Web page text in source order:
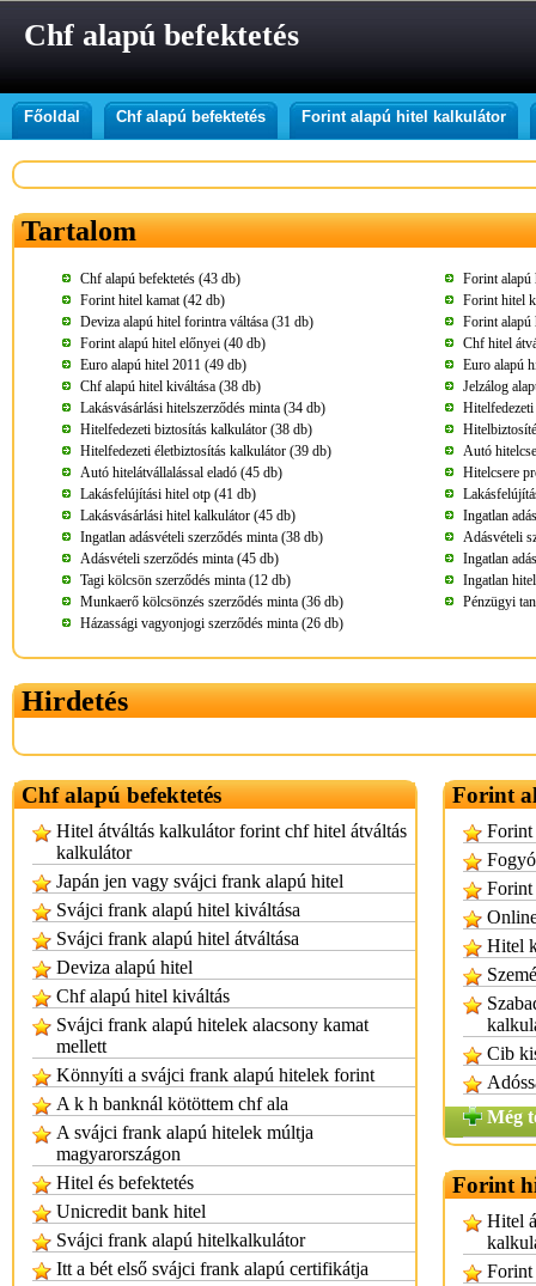
Chf alapú befektetés
Főoldal Chf alapú befektetés Forint alapú hitel kalkulátor
Tartalom
Chf alapú befektetés (43 db)
Forint alapú
Forint hitel kamat (42 db)
Forint hitel
Deviza alapú hitel forintra váltása (31 db)
Forint alapú
Forint alapú hitel előnyei (40 db)
Chf hitel
Euro alapú hitel 2011 (49 db)
Euro alapú
Chf alapú hitel kiváltása (38 db)
Jelzálog
Lakásvásárlási hitelszerződés minta (34 db)
Hitelfedezeti biztosítás kalkulátor (38 db)
Hitelfedezeti életbiztosítás kalkulátor (39 db)
Autó
Autó hitelátvállalással eladó (45 db)
Hitelcsere
Lakásfelújítási hitel otp (41 db)
Lakásvásárlási hitel kalkulátor (45 db)
Ingatlan
Ingatlan adásvételi szerződés minta (38 db)
Adásvételi
Adásvételi szerződés minta (45 db)
Ingatlan
Tagi kölcsön szerződés minta (12 db)
Ingatlan
Munkaerő kölcsönzés szerződés minta (36 db)
Pénzügyi
Házassági vagyonjogi szerződés minta (26 db)
Hirdetés
Chf alapú befektetés
Hitel átváltás kalkulátor forint chf hitel átváltás
kalkulátor
Japán jen vagy svájci frank alapú hitel
Svájci frank alapú hitel kiváltása
Svájci frank alapú hitel átváltása
Deviza alapú hitel
Chf alapú hitel kiváltás
Svájci frank alapú hitelek alacsony kamat
mellett
Könnyíti a svájci frank alapú hitelek forint
A k h banknál kötöttem chf ala
A svájci frank alapú hitelek múltja
magyarországon
Hitel és befektetés
Unicredit bank hitel
Svájci frank alapú hitelkalkulátor
Itt a bét első svájci frank alapú certifikátja
Forint
Forint
Forint
Hitel
Cib
Még
Forint
Hitel